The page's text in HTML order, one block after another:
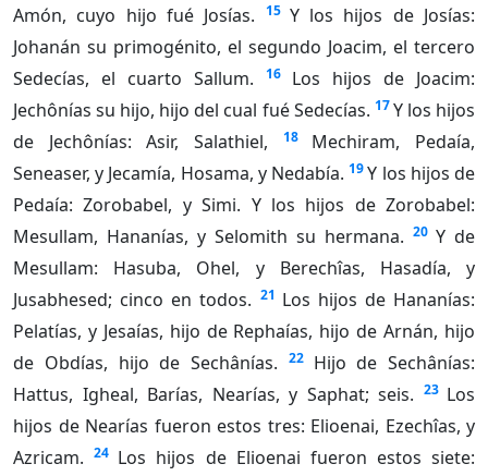
Amón, cuyo hijo fué Josías.
15 Y los hijos de Josías:
Johanán su primogénito, el segundo Joacim, el tercero
Sedecías, el cuarto Sallum.
16
Los hijos de Joacim:
Jechônías su hijo, hijo del cual fué Sedecías. 17Y los hijos
de Jechônías: Asir, Salathiel,
18
Mechiram, Pedaía,
Seneaser, y Jecamía, Hosama, y Nedabía. 19 Y los hijos de
Pedaía: Zorobabel, y Simi. Y los hijos de Zorobabel:
Mesullam, Hananías, y Selomith su hermana. 20 Y de
Mesullam: Hasuba, Ohel, y Berechîas, Hasadía, y
Jusabhesed; cinco en todos. 21 Los hijos de Hananías:
Pelatías, y Jesaías, hijo de Rephaías, hijo de Arnán, hijo
de Obdías, hijo de Sechânías.
22
Hijo de Sechânías:
Hattus, Igheal, Barías, Nearías, y Saphat; seis. 23 Los
hijos de Nearías fueron estos tres: Elioenai, Ezechîas, y
Azricam. 24 Los hijos de Elioenai fueron estos siete: